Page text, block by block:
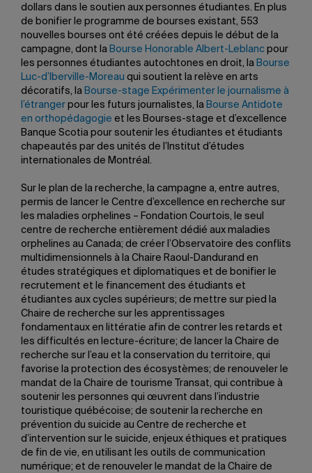
dollars dans le soutien aux personnes étudiantes. En plus
de bonifier le programme de bourses existant, 553
nouvelles bourses ont été créées depuis le début de la
campagne, dont la Bourse Honorable Albert-Leblanc pour
les personnes étudiantes autochtones en droit, la Bourse
Luc-d’Iberville-Moreau qui soutient la relève en arts
décoratifs, la Bourse-stage Expérimenter le journalisme à
l’étranger pour les futurs journalistes, la Bourse Antidote
en orthopédagogie et les Bourses-stage et d’excellence
Banque Scotia pour soutenir les étudiantes et étudiants
chapeautés par des unités de l’Institut d’études
internationales de Montréal.
Sur le plan de la recherche, la campagne a, entre autres,
permis de lancer le Centre d’excellence en recherche sur
les maladies orphelines – Fondation Courtois, le seul
centre de recherche entièrement dédié aux maladies
orphelines au Canada; de créer l’Observatoire des conflits
multidimensionnels à la Chaire Raoul-Dandurand en
études stratégiques et diplomatiques et de bonifier le
recrutement et le financement des étudiants et
étudiantes aux cycles supérieurs; de mettre sur pied la
Chaire de recherche sur les apprentissages
fondamentaux en littératie afin de contrer les retards et
les difficultés en lecture-écriture; de lancer la Chaire de
recherche sur l’eau et la conservation du territoire, qui
favorise la protection des écosystèmes; de renouveler le
mandat de la Chaire de tourisme Transat, qui contribue à
soutenir les personnes qui œuvrent dans l’industrie
touristique québécoise; de soutenir la recherche en
prévention du suicide au Centre de recherche et
d’intervention sur le suicide, enjeux éthiques et pratiques
de fin de vie, en utilisant les outils de communication
numérique; et de renouveler le mandat de la Chaire de